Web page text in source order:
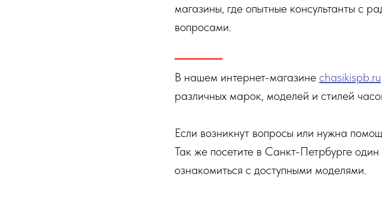
магазины, где опытные консультанты с
вопросами.
В нашем интернет-магазине chasikispb.ru
различных марок, моделей и стилей
Если возникнут вопросы или нужна
Так же посетите в Санкт-Петрбурге
ознакомиться с доступными моделями.